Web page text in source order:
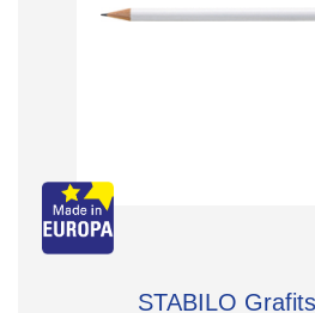
STABILO